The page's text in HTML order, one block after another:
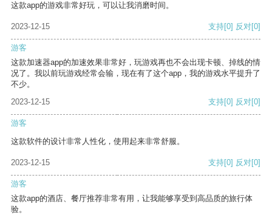
这款app的游戏非常好玩，可以让我消磨时间。
2023-12-15 支持[0] 反对[0]
游客
这款加速器app的加速效果非常好，玩游戏再也不会出现卡顿、掉线的情
况了。我以前玩游戏经常会输，现在有了这个app，我的游戏水平提升了
不少。
2023-12-15
支持[0] 反对[0]
游客
这款软件的设计非常人性化，使用起来非常舒服。
2023-12-15 支持[0] 反对[0]
游客
这款app的酒店、餐厅推荐非常有用，让我能够享受到高品质的旅行体
验。